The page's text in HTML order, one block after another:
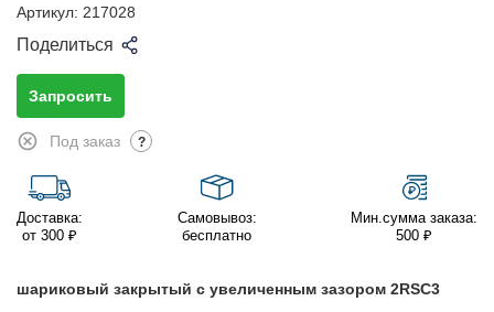
Артикул: 217028
Поделиться
Запросить
Под заказ ?
Доставка:
от 300 ₽
Самовывоз:
бесплатно
Мин.сумма заказа:
500 ₽
шариковый закрытый с увеличенным зазором 2RSС3